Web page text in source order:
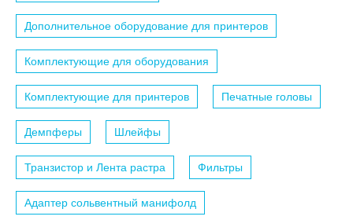
Дополнительное оборудование для принтеров
Комплектующие для оборудования
Комплектующие для принтеров Печатные головы
Демпферы Шлейфы
Транзистор и Лента растра Фильтры
Адаптер сольвентный манифолд